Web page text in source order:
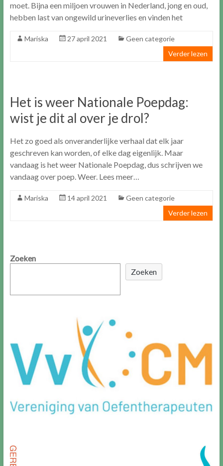
moet. Bijna een miljoen vrouwen in Nederland, jong en oud,
hebben last van ongewild urineverlies en vinden het
Mariska 27 april 2021
Geen categorie
Verder lezen
Het is weer Nationale Poepdag:
wist je dit al over je drol?
Het zo goed als onveranderlijke verhaal dat elk jaar
geschreven kan worden, of elke dag eigenlijk. Maar
vandaag is het weer Nationale Poepdag, dus schrijven we
vandaag over poep. Weer. Lees meer…
Mariska 14 april 2021
Geen categorie
Verder lezen
Zoeken
Zoeken